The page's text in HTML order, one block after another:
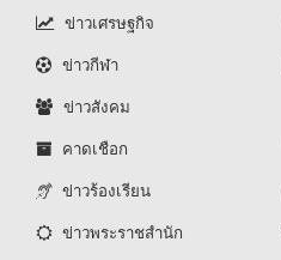
ข่าวเศรษฐกิจ
ข่าวกีฬา
ข่าวสังคม
คาดเชือก
ข่าวร้องเรียน
ข่าวพระราชสำนัก